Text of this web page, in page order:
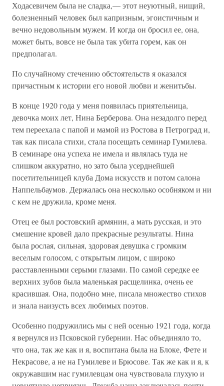
Ходасевичем была не сладка,— этот неуютный, нищий,
болезненный человек был капризным, эгоистичным и
вечно недовольным мужем. И когда он бросил ее, она,
может быть, вовсе не была так убита горем, как он
предполагал.
По случайному стечению обстоятельств я оказался
причастным к истории его новой любви и женитьбы.
В конце 1920 года у меня появилась приятельница,
девочка моих лет, Нина Берберова. Она незадолго перед
тем переехала с папой и мамой из Ростова в Петроград и,
так как писала стихи, стала посещать семинар Гумилева.
В семинаре она успеха не имела и являлась туда не
слишком аккуратно, но зато была усерднейшей
посетительницей клуба Дома искусств и потом салона
Наппельбаумов. Держалась она несколько особняком и ни
с кем не дружила, кроме меня.
Отец ее был ростовский армянин, а мать русская, и это
смешение кровей дало прекрасные результаты. Нина
была рослая, сильная, здоровая девушка с громким
веселым голосом, с открытым лицом, с широко
расставленными серыми глазами. По самой середке ее
верхних зубов была маленькая расщелинка, очень ее
красившая. Она, подобно мне, писала множество стихов
и знала наизусть всех любимых поэтов.
Особенно подружились мы с ней осенью 1921 года, когда
я вернулся из Псковской губернии. Нас объединяло то,
что она, так же как и я, воспитана была на Блоке, Фете и
Некрасове, а не на Гумилеве и Брюсове. Так же как и я, к
окружавшим нас гумилевцам она чувствовала глухую и